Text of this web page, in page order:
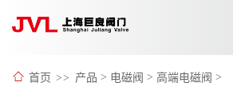
选择语言:
英语 / English
首页 >> 产品 > 电磁阀 > 高端电磁阀 >